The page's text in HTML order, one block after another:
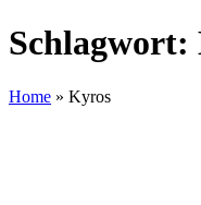
Schlagwort:
Home » Kyros